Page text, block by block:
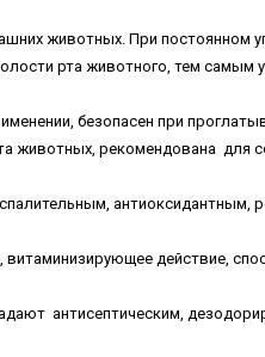
животных. При постоянном
рта животного, тем самым
безопасен при
животных, рекомендована для
антиоксидантным,
действие,
антисептическим,